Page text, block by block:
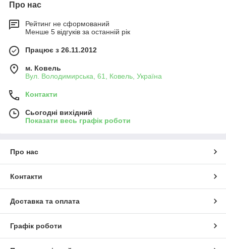
Про нас
Рейтинг не сформований
Менше 5 відгуків за останній рік
Працює з 26.11.2012
м. Ковель
Вул. Володимирська, 61, Ковель, Україна
Контакти
Сьогодні вихідний
Показати весь графік роботи
Про нас
Контакти
Доставка та оплата
Графік роботи